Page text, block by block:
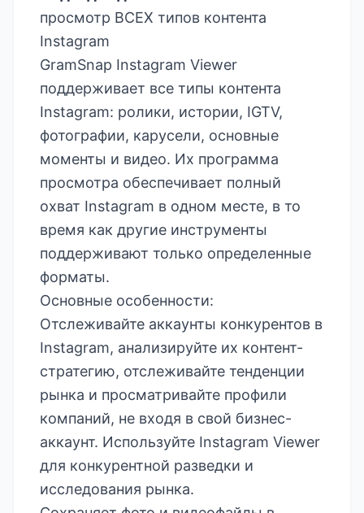
просмотр ВСЕХ типов контента
Instagram
GramSnap Instagram Viewer
поддерживает все типы контента
Instagram: ролики, истории, IGTV,
фотографии, карусели, основные
моменты и видео. Их программа
просмотра обеспечивает полный
охват Instagram в одном месте, в то
время как другие инструменты
поддерживают только определенные
форматы.
Основные особенности:
Отслеживайте аккаунты конкурентов в
Instagram, анализируйте их контент-
стратегию, отслеживайте тенденции
рынка и просматривайте профили
компаний, не входя в свой бизнес-
аккаунт. Используйте Instagram Viewer
для конкурентной разведки и
исследования рынка.